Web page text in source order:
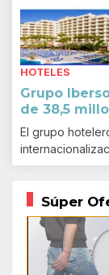
HOTELES
Grupo
de 38,5
El grupo
Súper